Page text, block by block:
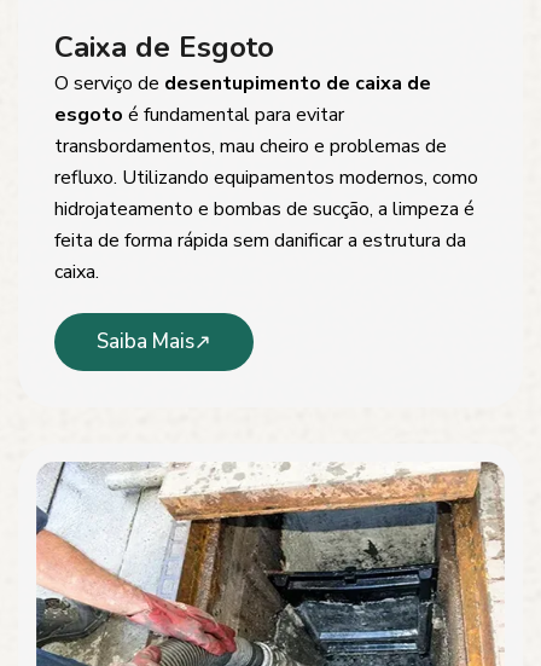
Caixa de Esgoto
O serviço de desentupimento de caixa de
esgoto é fundamental para evitar
transbordamentos, mau cheiro e problemas de
refluxo. Utilizando equipamentos modernos, como
hidrojateamento e bombas de sucção, a limpeza é
feita de forma rápida sem danificar a estrutura da
caixa.
Saiba Mais